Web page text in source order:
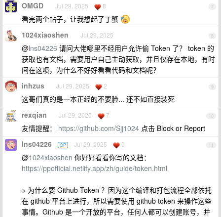
7
OMGD Jul 29, 2025 8
看完两个帖子，让我想起了丁蟹
8
1024xiaoshen Jul 29, 2025
@lns04226 请问大佬哪里不经用户允许偷 Token 了？ token 的
获取也有文档，需要用户自己主动获取，并且仅存在本地，有时
间在这喷，为什么不好好看看代码和文档呢？
9
inhzus Jul 29, 2025 2
这哥们真的是一本正经的不要脸... 还不如直接装死
10
rexqian Jul 29, 2025 7
友情提醒： https://github.com/Sjj1024 点击 Block or Report
11
lns04226 OP Jul 29, 2025 9
@1024xiaoshen 你好好看看你写的文档：
https://ppofficial.netlify.app/zh/guide/token.html
> 为什么要 Github Token ？因为这个编译和打包流程全部依托
在 github 平台上进行，所以需要使用 github token 来操作这些
事情。Github 是一个开放的平台，任何人都可以创建账号，并